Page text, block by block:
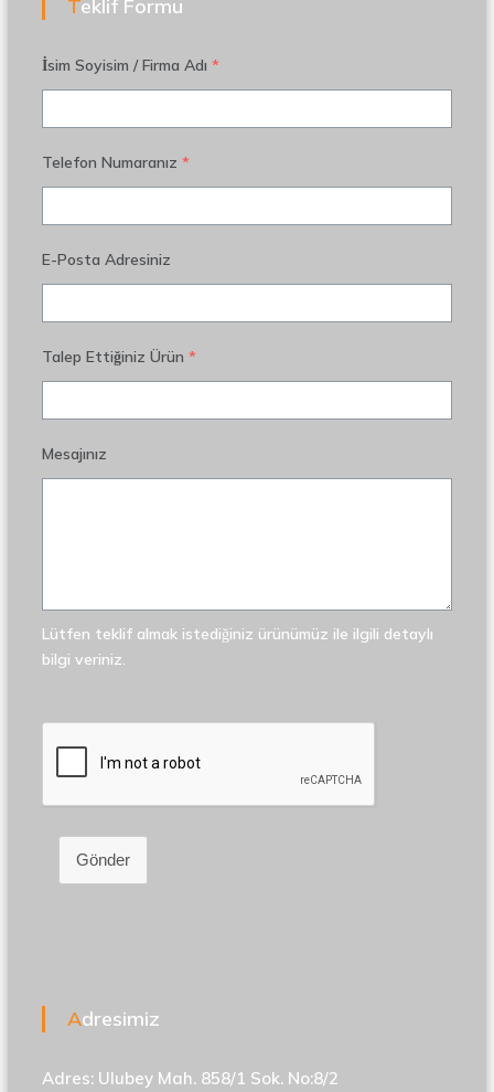
Teklif Formu
İsim Soyisim / Firma Adı *
Telefon Numaranız *
E-Posta Adresiniz
Talep Ettiğiniz Ürün *
Mesajınız
Lütfen teklif almak istediğiniz ürünümüz ile ilgili detaylı
bilgi veriniz.
Gönder
Adresimiz
Adres: Ulubey Mah. 858/1 Sok. No:8/2